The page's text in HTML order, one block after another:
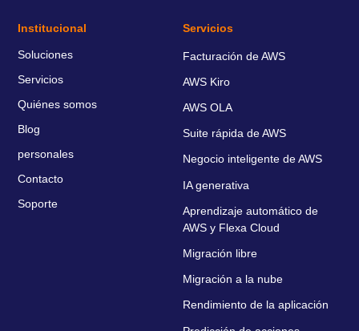
Institucional
Soluciones
Servicios
Quiénes somos
Blog
personales
Contacto
Soporte
Servicios
Facturación de AWS
AWS Kiro
AWS OLA
Suite rápida de AWS
Negocio inteligente de AWS
IA generativa
Aprendizaje automático de
AWS y Flexa Cloud
Migración libre
Migración a la nube
Rendimiento de la aplicación